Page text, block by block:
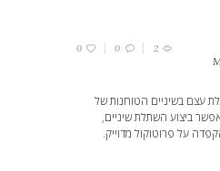
2
0
0
עצם בשיניים הטוחנות של
ביצוע השתלת שיניים,
על פרוטוקול מדוייק.